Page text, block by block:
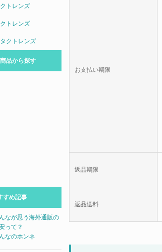
お支払い期限
返品期限
返品送料
トレンズ
トレンズ
クトレンズ
品から探す
すめ記事
なが思う海外通販の
って？
なのホンネ